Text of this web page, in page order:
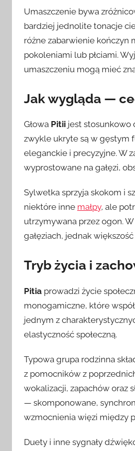
Umaszczenie bywa
bardziej jednolite tonacje
różne zabarwienie kończyn
pokoleniami lub płciami.
umaszczeniu mogą mieć
Jak wygląda —
Głowa Pitii jest stosunkowo
zwykle ukryte są w gęstym
eleganckie i precyzyjne. W
wyprostowane na gałęzi,
Sylwetka sprzyja skokom i
niektóre inne małpy, ale
utrzymywana przez ogon.
gałęziach, jednak
Tryb życia i
Pitia prowadzi życie
monogamiczne, które
jednym z
elastyczność społeczną.
Typowa grupa rodzinna
z pomocników z
wokalizacji, zapachów oraz
— skomponowane,
wzmocnienia więzi między
Duety i inne sygnały